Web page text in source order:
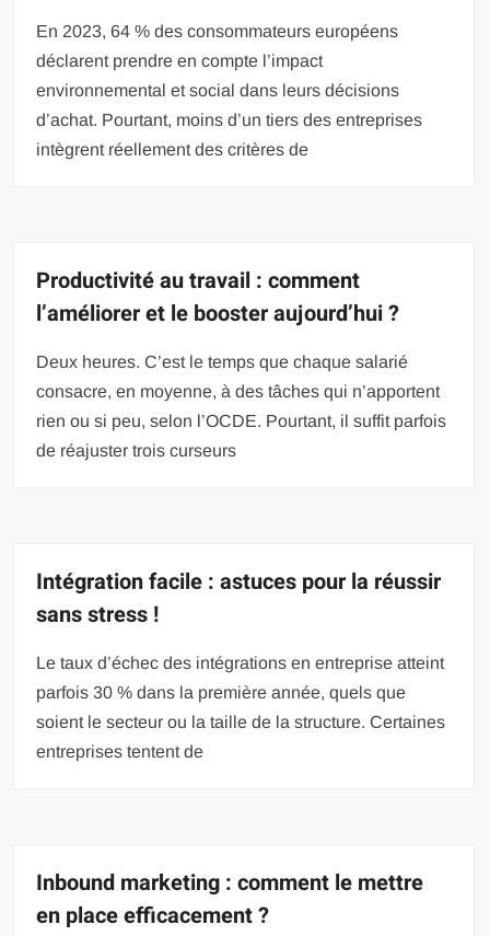
En 2023, 64 % des consommateurs européens
déclarent prendre en compte l’impact
environnemental et social dans leurs décisions
d’achat. Pourtant, moins d’un tiers des entreprises
intègrent réellement des critères de
Productivité au travail : comment
l’améliorer et le booster aujourd’hui ?
Deux heures. C’est le temps que chaque salarié
consacre, en moyenne, à des tâches qui n’apportent
rien ou si peu, selon l’OCDE. Pourtant, il suffit parfois
de réajuster trois curseurs
Intégration facile : astuces pour la réussir
sans stress !
Le taux d’échec des intégrations en entreprise atteint
parfois 30 % dans la première année, quels que
soient le secteur ou la taille de la structure. Certaines
entreprises tentent de
Inbound marketing : comment le mettre
en place efficacement ?